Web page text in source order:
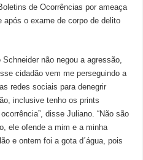
de Ocorrências por ameaça
após o exame de corpo de delito
não negou a agressão,
cidadão vem me perseguindo a
redes sociais para denegrir
inclusive tenho os prints
disse Juliano. “Não são
ele ofende a mim e a minha
e ontem foi a gota d´água, pois